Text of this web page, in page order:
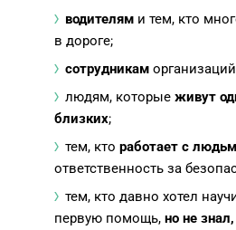
водителям и тем, кто
в дороге;
сотрудникам
людям, которые живут
близких;
тем, кто работает с
ответственность за
тем, кто давно хотел
первую помощь, но не